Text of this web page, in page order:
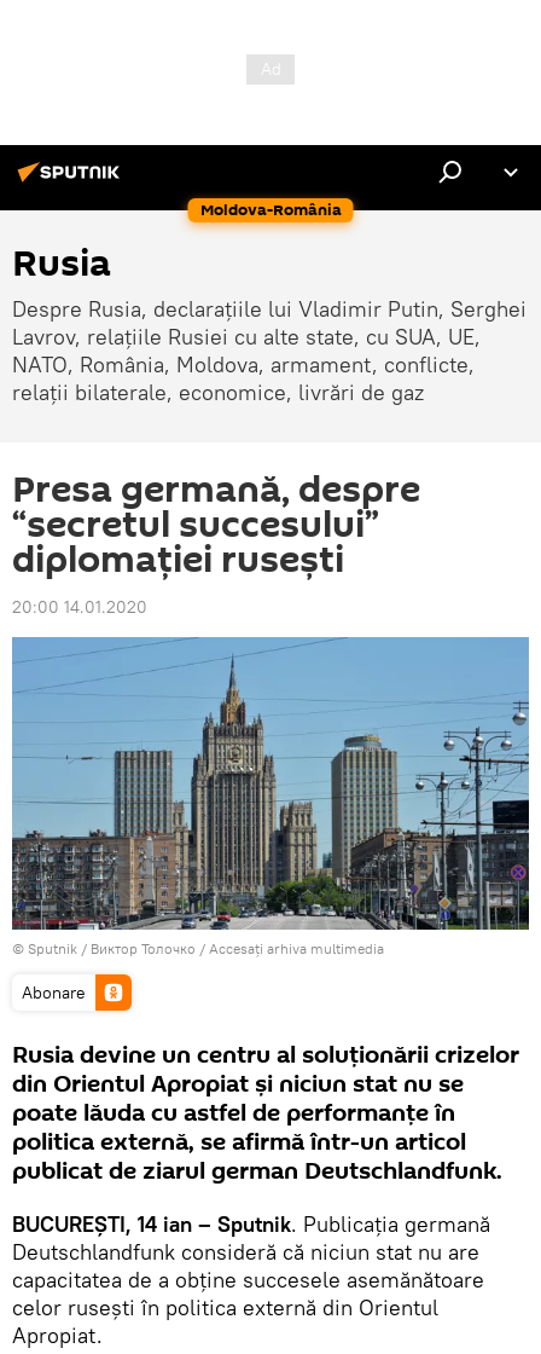
Moldova-România
Rusia
Despre Rusia, declarațiile lui Vladimir Putin, Serghei
Lavrov, relațiile Rusiei cu alte state, cu SUA, UE,
NATO, România, Moldova, armament, conflicte,
relații bilaterale, economice, livrări de gaz
Presa germană, despre
“secretul succesului”
diplomației rusești
20:00 14.01.2020
© Sputnik / Виктор Толочко / Accesați arhiva multimedia
Abonare
Rusia devine un centru al soluționării crizelor
din Orientul Apropiat și niciun stat nu se
poate lăuda cu astfel de performanțe în
politica externă, se afirmă într-un articol
publicat de ziarul german Deutschlandfunk.
BUCUREȘTI, 14 ian – Sputnik. Publicația germană
Deutschlandfunk consideră că niciun stat nu are
capacitatea de a obține succesele asemănătoare
celor rusești în politica externă din Orientul
Apropiat.